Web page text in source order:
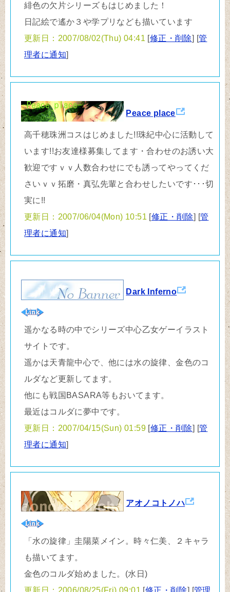
緋色の欠片シリーズもはじめました！
日記絵で遙か３や学プリなども描いています
更新日：2007/08/02(Thu) 04:41 [修正・削除] [管
理者に通知]
Peace place
高千穂珠洲コスはじめました!!珠紀中心に活動して
います!!お友達様募集してます・合わせのお誘い大
歓迎ですｖｖ人数合わせにでも誘ってやってくだ
さいｖｖ拓磨・真弘先輩と合わせしたいです･･･切
実に!!
更新日：2007/06/04(Mon) 10:51 [修正・削除] [管
理者に通知]
Dark Inferno
遥かなる時の中でシリーズ中心乙女ゲーイラスト
サイトです。
遥かは天青龍中心で、他には水の旋律、金色のコ
ルダなど更新してます。
他にも戦国BASARA等もおいてます。
最近はコルダに夢中です。
更新日：2007/04/15(Sun) 01:59 [修正・削除] [管
理者に通知]
アオノコトノハ
「水の旋律」圭陽菜メイン。時々仁美、２キャラ
も描いてます。
金色のコルダ始めました。(水日)
更新日：2006/08/25(Fri) 09:01
[修正・削除] [管理